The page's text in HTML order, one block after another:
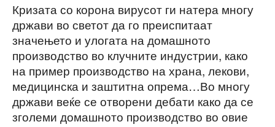
Кризата со корона вирусот ги натера многу
држави во светот да го преиспитаат
значењето и улогата на домашното
производство во клучните индустрии, како
на пример производство на храна, лекови,
медицинска и заштитна опрема…Во многу
држави веќе се отворени дебати како да се
зголеми домашното производство во овие